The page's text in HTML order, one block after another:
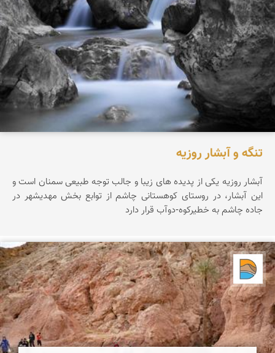
تنگه و آبشار روزیه
آبشار روزيه يکی از پديده های زيبا و جالب توجه طبيعی سمنان است و
اين آبشار، در روستای کوهستانی چاشم از توابع بخش مهديشهر در
جاده چاشم به خطیرکوه-دوآب قرار دارد
دریاچه کویر